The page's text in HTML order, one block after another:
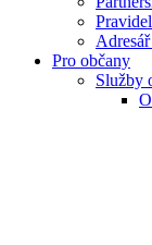
Pro občany
Služby